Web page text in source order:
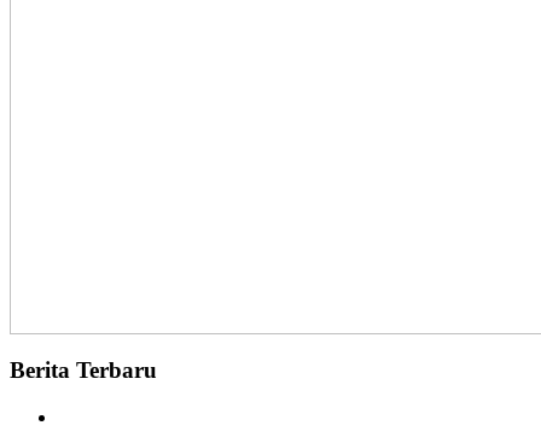
Berita Terbaru